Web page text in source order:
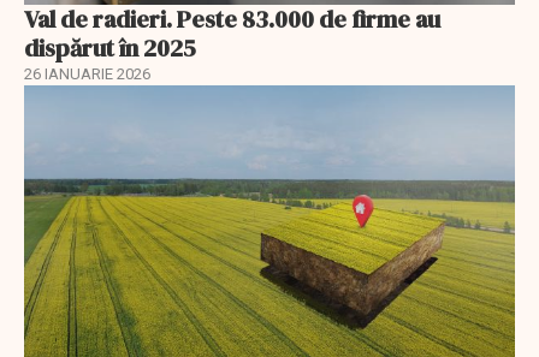
Val de radieri. Peste 83.000 de firme au
dispărut în 2025
26 IANUARIE 2026